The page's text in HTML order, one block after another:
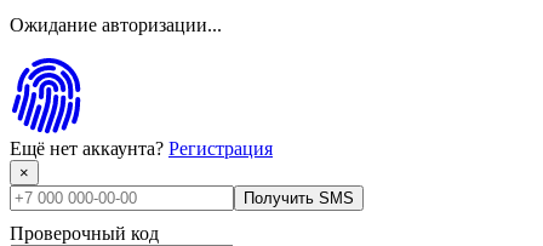
Ожидание авторизации...
Ещё нет аккаунта? Регистрация
×
Получить SMS
Проверочный код